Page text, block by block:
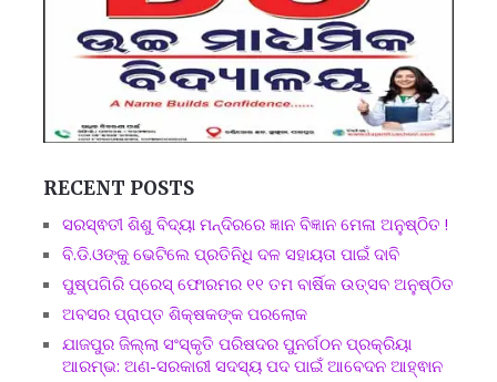
RECENT POSTS
ସରସ୍ଵତୀ ଶିଶୁ ବିଦ୍ୟା ମନ୍ଦିରରେ ଜ୍ଞାନ ବିଜ୍ଞାନ ମେଳା ଅନୁଷ୍ଠିତ !
ବି.ଡି.ଓଙ୍କୁ ଭେଟିଲେ ପ୍ରତିନିଧି ଦଳ ସହାୟତା ପାଇଁ ଦାବି
ପୁଷ୍ପଗିରି ପ୍ରେସ୍ ଫୋରମର ୧୧ ତମ ବାର୍ଷିକ ଉତ୍ସବ ଅନୁଷ୍ଠିତ
ଅବସର ପ୍ରାପ୍ତ ଶିକ୍ଷକଙ୍କ ପରଲୋକ
ଯାଜପୁର ଜିଲ୍ଲା ସଂସ୍କୃତି ପରିଷଦର ପୁନର୍ଗଠନ ପ୍ରକ୍ରିୟା
ଆରମ୍ଭ: ଅଣ-ସରକାରୀ ସଦସ୍ୟ ପଦ ପାଇଁ ଆବେଦନ ଆହ୍ଵାନ